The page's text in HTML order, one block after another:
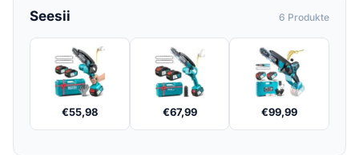
Seesii 6 Produkte
€55,98 €67,99 €99,99